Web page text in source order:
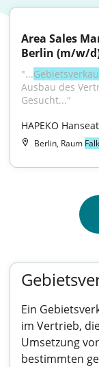
Area Sales
Berlin (m/w/
"...
Ausbau des
Gesucht..."
HAPEKO
Berlin, Raum
Ein
im Vertrieb,
Umsetzung
bestimmten